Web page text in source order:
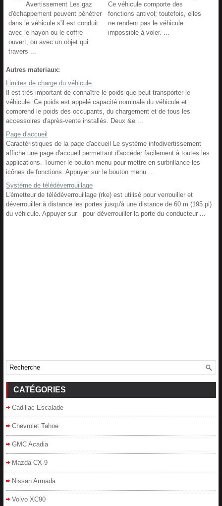
Avertissement Les gaz
d'échappement peuvent pénétrer
dans le véhicule s'il est conduit
avec le hayon ou le coffre
ouvert, ou avec un objet qui
travers ...
Ce véhicule comporte des
fonctions antivol; toutefois, elles
ne rendent pas le véhicule
impossible à voler. ...
Autres materiaux:
Limites de charge du véhicule
Il est très important de connaître le poids que peut transporter le
véhicule. Ce poids est appelé capacité nominale du véhicule et
comprend le poids des occupants, du chargement et de tous les
accessoires d'après-vente installés. Deux &e ...
Page d'accueil
Caractéristiques de la page d'accueil Le système infodivertissement
affiche une page d'accueil permettant d'accéder facilement à toutes les
applications. Tourner le bouton menu pour mettre en surbrillance les
icônes de fonctions. Appuyer sur le bouton menu ...
Système de télédéverrouillage
L'émetteur de télédéverrouillage (rke) est utilisé pour verrouiller et
déverrouiller à distance les portes jusqu'à une distance de 60 m (195 pi)
du véhicule. Appuyer sur pour déverrouiller la porte du conducteur ...
CATÉGORIES
Cadillac Escalade
Chevrolet Tahoe
GMC Acadia
Mazda CX-9
Nissan Armada
Volvo XC90